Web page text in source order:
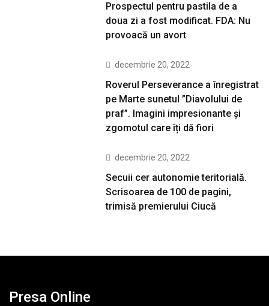
Prospectul pentru pastila de a
doua zi a fost modificat. FDA: Nu
provoacă un avort
decembrie 20, 2022
Roverul Perseverance a înregistrat
pe Marte sunetul ”Diavolului de
praf”. Imagini impresionante și
zgomotul care îți dă fiori
decembrie 20, 2022
Secuii cer autonomie teritorială.
Scrisoarea de 100 de pagini,
trimisă premierului Ciucă
Presa Online